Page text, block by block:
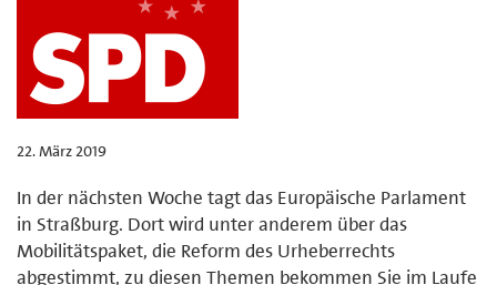
22. März 2019
In der nächsten Woche tagt das Europäische Parlament
in Straßburg. Dort wird unter anderem über das
Mobilitätspaket, die Reform des Urheberrechts
abgestimmt, zu diesen Themen bekommen Sie im Laufe